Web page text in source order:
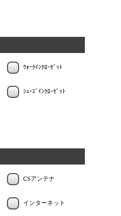
ｳｫｰｸｲﾝｸﾛｰｾﾞｯﾄ
ｼｭｰｽﾞｲﾝｸﾛｰｾﾞｯﾄ
CSアンテナ
インターネット